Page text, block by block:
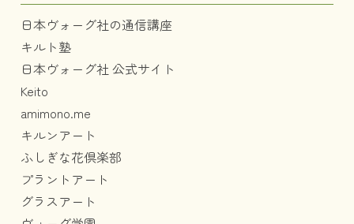
日本ヴォーグ社の通信講座
キルト塾
日本ヴォーグ社 公式サイト
Keito
amimono.me
キルンアート
ふしぎな花倶楽部
プラントアート
グラスアート